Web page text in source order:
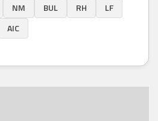
NM BUL RH
LF
AIC